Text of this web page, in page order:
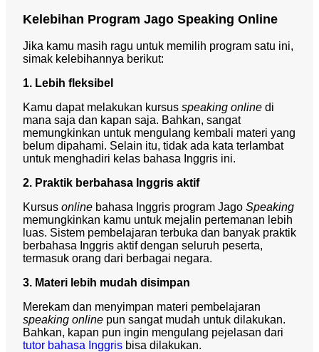
Kelebihan Program Jago Speaking Online
Jika kamu masih ragu untuk memilih program satu ini,
simak kelebihannya berikut:
1. Lebih fleksibel
Kamu dapat melakukan kursus speaking online di
mana saja dan kapan saja. Bahkan, sangat
memungkinkan untuk mengulang kembali materi yang
belum dipahami. Selain itu, tidak ada kata terlambat
untuk menghadiri kelas bahasa Inggris ini.
2. Praktik berbahasa Inggris aktif
Kursus online bahasa Inggris program Jago Speaking
memungkinkan kamu untuk mejalin pertemanan lebih
luas. Sistem pembelajaran terbuka dan banyak praktik
berbahasa Inggris aktif dengan seluruh peserta,
termasuk orang dari berbagai negara.
3. Materi lebih mudah disimpan
Merekam dan menyimpan materi pembelajaran
speaking online pun sangat mudah untuk dilakukan.
Bahkan, kapan pun ingin mengulang pejelasan dari
tutor bahasa Inggris bisa dilakukan.